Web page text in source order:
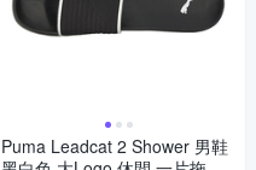
Puma Leadcat 2 Shower 男鞋